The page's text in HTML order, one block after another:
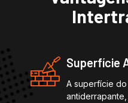
Superfície
A superfície